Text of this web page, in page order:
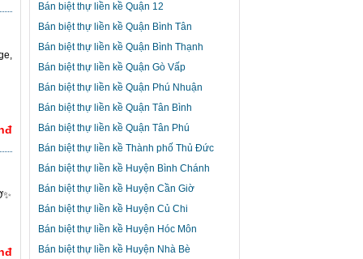
Bán biệt thự liền kề Quận 12
Bán biệt thự liền kề Quận Bình Tân
Bán biệt thự liền kề Quận Bình Thạnh
Bán biệt thự liền kề Quận Gò Vấp
Bán biệt thự liền kề Quận Phú Nhuận
Bán biệt thự liền kề Quận Tân Bình
Bán biệt thự liền kề Quận Tân Phú
Bán biệt thự liền kề Thành phố Thủ Đức
Bán biệt thự liền kề Huyện Bình Chánh
Bán biệt thự liền kề Huyện Cần Giờ
Bán biệt thự liền kề Huyện Củ Chi
Bán biệt thự liền kề Huyện Hóc Môn
Bán biệt thự liền kề Huyện Nhà Bè